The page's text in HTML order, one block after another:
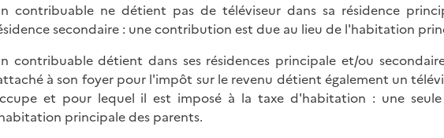
contribuable ne détient pas de téléviseur dans sa résidence
secondaire : une contribution est due au lieu de l'habitation
contribuable détient dans ses résidences principale et/ou
à son foyer pour l'impôt sur le revenu détient également un
et pour lequel il est imposé à la taxe d'habitation : une
principale des parents.